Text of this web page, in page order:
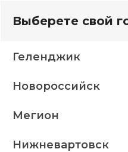
диваны Диван
Выберете свой
Геленджик
Новороссийск
Мегион
Нижневартовск